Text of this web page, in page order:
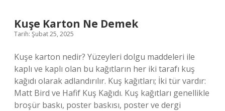
Kuşe Karton Ne Demek
Tarih: Şubat 25, 2025
Kuşe karton nedir? Yüzeyleri dolgu maddeleri ile
kaplı ve kaplı olan bu kağıtların her iki tarafı kuş
kağıdı olarak adlandırılır. Kuş kağıtları; İki tür vardır:
Matt Bird ve Hafif Kuş Kağıdı. Kuş kağıtları genellikle
broşür baskı, poster baskısı, poster ve dergi